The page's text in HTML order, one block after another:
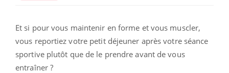
Et si pour vous maintenir en forme et vous muscler,
vous reportiez votre petit déjeuner après votre séance
sportive plutôt que de le prendre avant de vous
entraîner ?